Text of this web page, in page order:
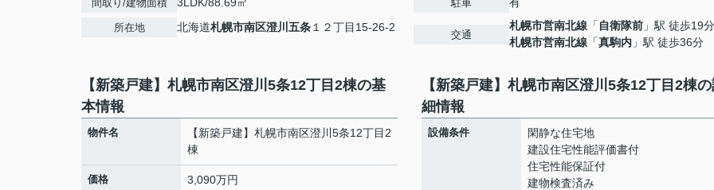
間取り/建物面積
所在地 北海道札幌市南区澄川五条 １２丁目15-26-2
駐車
交通
札幌市営南北線 「 自衛隊前 」駅 徒歩19分
札幌市営南北線 「真駒内 」駅 徒歩36分
【新築戸建】札幌市南区澄川5条12丁目2棟の基
本情報
物件名
【新築戸建】札幌市南区澄川5条12丁目2
棟
価格 3,090万円
【新築戸建】札幌市南区澄川5条12丁目2棟
細情報
設備条件
閑静な住宅地
建設住宅性能評価書付
住宅性能保証付
建物検査済み